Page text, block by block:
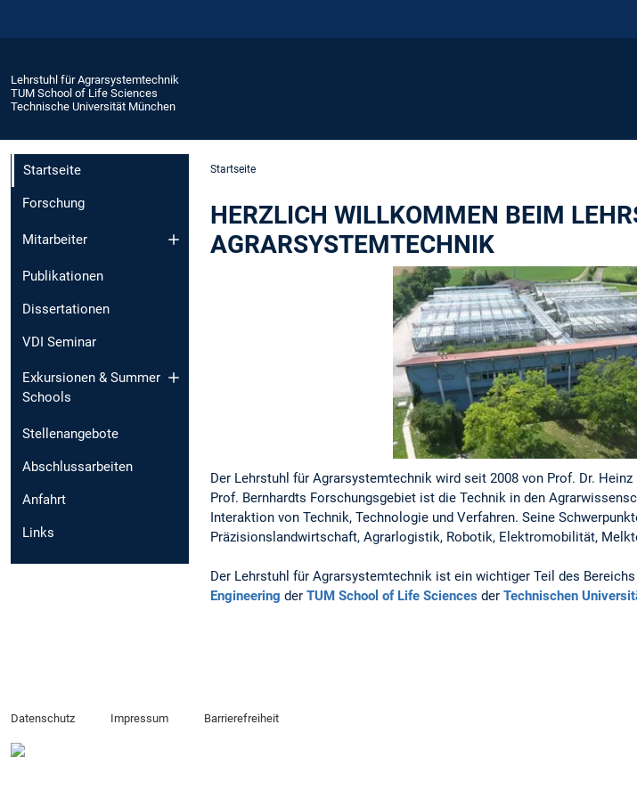
Lehrstuhl für Agrarsystemtechnik
TUM School of Life Sciences
Technische Universität München
Startseite
Forschung
Mitarbeiter
Publikationen
Dissertationen
VDI Seminar
Exkursionen & Summer
Schools
Stellenangebote
Abschlussarbeiten
Anfahrt
Links
Startseite
HERZLICH WILLKOMMEN BEIM
AGRARSYSTEMTECHNIK
Der Lehrstuhl für Agrarsystemtechnik wird seit 2008 von Prof. Dr. Heinz
Prof. Bernhardts Forschungsgebiet ist die Technik in den
Interaktion von Technik, Technologie und Verfahren. Seine
Präzisionslandwirtschaft, Agrarlogistik, Robotik, Elektromobilität,
Der Lehrstuhl für Agrarsystemtechnik ist ein wichtiger Teil des
Engineering der TUM School of Life Sciences der Technischen
Datenschutz Impressum Barrierefreiheit